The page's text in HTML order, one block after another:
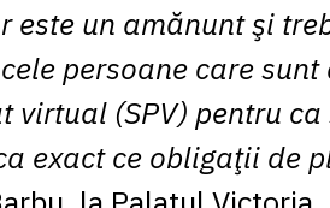
este un amănunt şi
persoane care
virtual (SPV) pentru ca
exact ce obligaţii de